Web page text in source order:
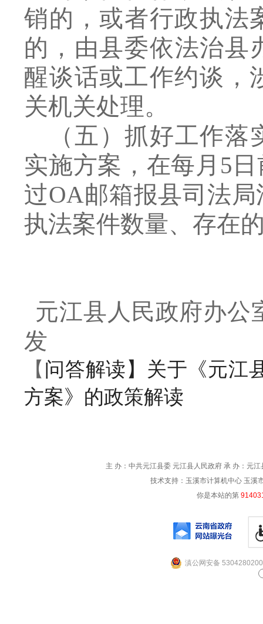
销的，或者行政执法
的，由县委依法治县
醒谈话或工作约谈，
关机关处理。
（五）抓好工作落
实施方案，在每月 5
过OA邮箱报县司法
执法案件数量、存在
元江县人民政府办公
发
【 问答解读】关于《元江
方案》的政策解读
主 办：中共元江县委 元江县人民政府 承 办：元
技术支持：玉溪市计算机中心 玉溪
你是本站的第
滇公网安备